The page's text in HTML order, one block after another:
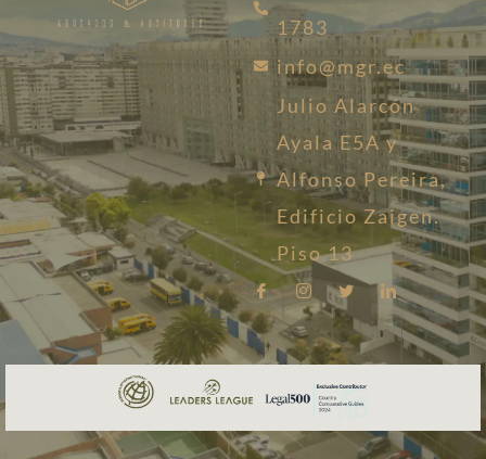
1783
info@mgr.ec
Julio Alarcón
Ayala E5A y
Alfonso Pereira,
Edificio Zaigen.
Piso 13